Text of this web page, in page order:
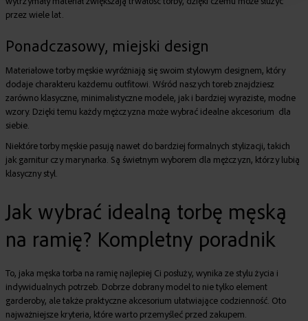
przez wiele lat.
Ponadczasowy, miejski design
Materiałowe torby męskie wyróżniają się swoim stylowym designem, który
dodaje charakteru każdemu outfitowi. Wśród naszych toreb znajdziesz
zarówno klasyczne, minimalistyczne modele, jak i bardziej wyraziste, modne
wzory. Dzięki temu każdy mężczyzna może wybrać idealne akcesorium dla
siebie.
Niektóre torby męskie pasują nawet do bardziej formalnych stylizacji, takich
jak garnitur czy marynarka. Są świetnym wyborem dla mężczyzn, którzy lubią
klasyczny styl.
Jak wybrać idealną torbę męską
na ramię? Kompletny poradnik
To, jaka męska torba na ramię najlepiej Ci posłuży, wynika ze stylu życia i
indywidualnych potrzeb. Dobrze dobrany model to nie tylko element
garderoby, ale także praktyczne akcesorium ułatwiające codzienność. Oto
najważniejsze kryteria, które warto przemyśleć przed zakupem.